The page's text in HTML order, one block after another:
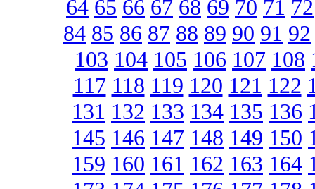
64 65 66 67 68 69 70 71 72
84 85 86 87 88 89 90 91 92
103 104 105 106 107 108
117 118 119 120 121 122
131 132 133 134 135 136
145 146 147 148 149 150
159 160 161 162 163 164